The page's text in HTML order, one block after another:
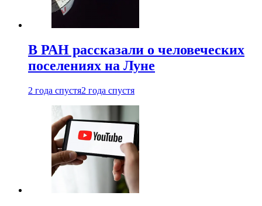
В РАН рассказали о человеческих
поселениях на Луне
2 года спустя2 года спустя